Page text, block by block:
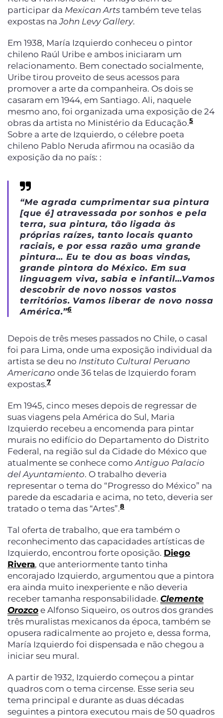
participar da Mexican Arts também teve telas
expostas naJohn Levy Gallery.
Em 1938, María Izquierdo conheceu o pintor
chileno Raúl Uribe e ambos iniciaram um
relacionamento. Bem conectado socialmente,
Uribe tirou proveito de seus acessos para
promover a arte da companheira. Os dois se
casaram em 1944, em Santiago. Ali, naquele
mesmo ano, foi organizada uma exposição de 24
obras da artista no Ministério da Educação.5
Sobre a arte de Izquierdo, o célebre poeta
chileno Pablo Neruda afirmou na ocasião da
exposição da no país: :
“Me agrada cumprimentar sua pintura
[que é] atravessada por sonhos e pela
terra, sua pintura, tão ligada às
próprias raízes, tanto locais quanto
raciais, e por essa razão uma grande
pintura… Eu te dou as boas vindas,
grande pintora do México. Em sua
linguagem viva, sabia e infantil…Vamos
descobrir de novo nossos vastos
territórios. Vamos liberar de novo nossa
América.”6
Depois de três meses passados no Chile, o casal
foi para Lima, onde uma exposição individual da
artista se deu no Instituto Cultural Peruano
Americano onde 36 telas de Izquierdo foram
expostas.7
Em 1945, cinco meses depois de regressar de
suas viagens pela América do Sul, Maria
Izquierdo recebeu a encomenda para pintar
murais no edifício do Departamento do Distrito
Federal, na região sul da Cidade do México que
atualmente se conhece como Antiguo Palacio
del Ayuntamiento. O trabalho deveria
representar o tema do “Progresso do México” na
parede da escadaria e acima, no teto, deveria ser
tratado o tema das “Artes”.8
Tal oferta de trabalho, que era também o
reconhecimento das capacidades artísticas de
Izquierdo, encontrou forte oposição. Diego
Rivera, que anteriormente tanto tinha
encorajado Izquierdo, argumentou que a pintora
era ainda muito inexperiente e não deveria
receber tamanha responsabilidade. Clemente
Orozco e Alfonso Siqueiro, os outros dos grandes
três muralistas mexicanos da época, também se
opusera radicalmente ao projeto e, dessa forma,
María Izquierdo foi dispensada e não chegou a
iniciar seu mural.
A partir de 1932, Izquierdo começou a pintar
quadros com o tema circense. Esse seria seu
tema principal e durante as duas décadas
seguintes a pintora executou mais de 50 quadros